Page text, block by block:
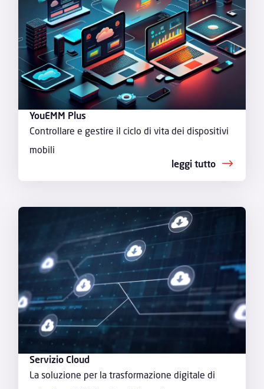
YouEMM Plus
Controllare e gestire il ciclo di vita dei dispositivi
mobili
leggi tutto
Servizio Cloud
La soluzione per la trasformazione digitale di